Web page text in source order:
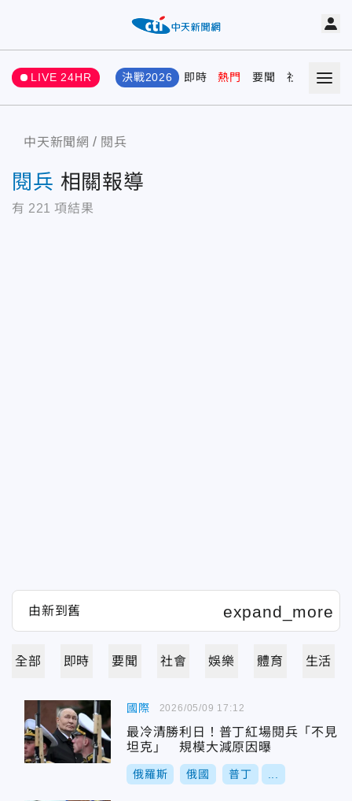
LIVE 24HR 決戰2026 即時 熱門 要聞 社會 娛樂
中天新聞網 閱兵
閱兵 相關報導
有 221 項結果
全部 即時 要聞 社會 娛樂 體育 生活
國際
最冷清勝利日！普丁紅場閱兵「不見
坦克」 規模大減原因曝
俄羅斯 俄國 普丁
2026/05/09 17:12